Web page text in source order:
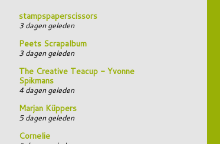
stampspaperscissors
3 dagen geleden
Peets Scrapalbum
3 dagen geleden
The Creative Teacup - Yvonne
Spikmans
4 dagen geleden
Marjan Küppers
5 dagen geleden
Cornelie